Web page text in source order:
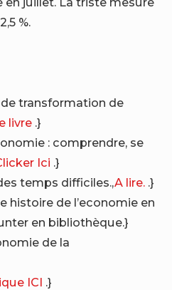
%.
de transformation de
livre .}
: comprendre, se
Ici .}
temps difficiles.,A lire. .}
histoire de l’economie en
en bibliothèque.}
de la
ICI .}